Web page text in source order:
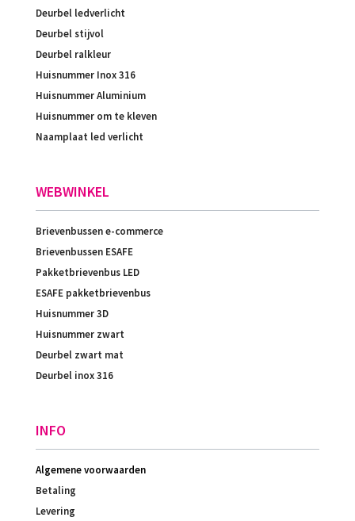
Deurbel ledverlicht
Deurbel stijvol
Deurbel ralkleur
Huisnummer Inox 316
Huisnummer Aluminium
Huisnummer om te kleven
Naamplaat led verlicht
WEBWINKEL
Brievenbussen e-commerce
Brievenbussen ESAFE
Pakketbrievenbus LED
ESAFE pakketbrievenbus
Huisnummer 3D
Huisnummer zwart
Deurbel zwart mat
Deurbel inox 316
INFO
Algemene voorwaarden
Betaling
Levering